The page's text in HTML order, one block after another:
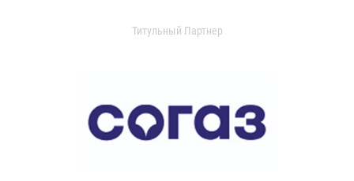
Титульный Партнер